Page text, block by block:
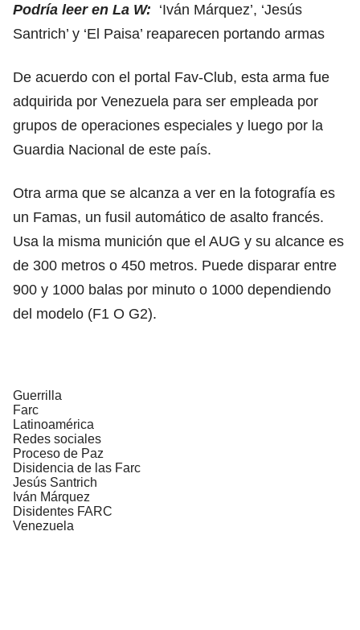
Podría leer en La W: ‘Iván Márquez’, ‘Jesús
Santrich’ y ‘El Paisa’ reaparecen portando armas
De acuerdo con el portal Fav-Club, esta arma fue
adquirida por Venezuela para ser empleada por
grupos de operaciones especiales y luego por la
Guardia Nacional de este país.
Otra arma que se alcanza a ver en la fotografía es
un Famas, un fusil automático de asalto francés.
Usa la misma munición que el AUG y su alcance es
de 300 metros o 450 metros. Puede disparar entre
900 y 1000 balas por minuto o 1000 dependiendo
del modelo (F1 O G2).
Guerrilla
Farc
Latinoamérica
Redes sociales
Proceso de Paz
Disidencia de las Farc
Jesús Santrich
Iván Márquez
Disidentes FARC
Venezuela